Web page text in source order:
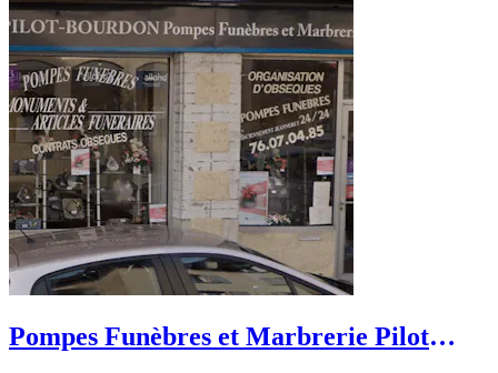
Pompes Funèbres et Marbrerie Pilot